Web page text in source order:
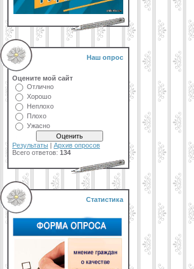
Наш опрос
Оцените мой сайт
Отлично
Хорошо
Неплохо
Плохо
Ужасно
Результаты | Архив опросов
Всего ответов: 134
Статистика